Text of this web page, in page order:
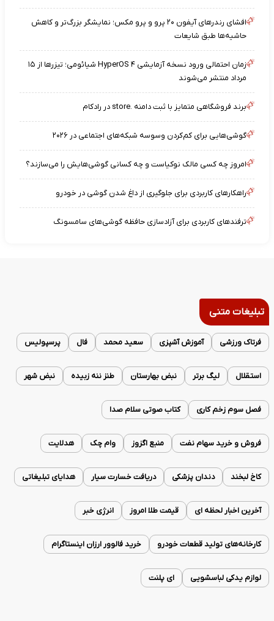
افشای رندرهای آیفون ۲۰ پرو و پرو مکس؛ نمایشگر بزرگ‌تر و کاهش
حاشیه‌ها طبق شایعات
زمان احتمالی ورود نسخه آزمایشی HyperOS ۴ شیائومی؛ تیزرها از ۱۵
مرداد منتشر می‌شوند
برند فروشگاهی متمایز با ثبت دامنه .store در رادکام
گوشی‌هایی برای کم‌کردن وسوسه شبکه‌های اجتماعی در ۲۰۲۶
امروز چه کسی مالک نوکیاست و چه کسانی گوشی‌هایش را می‌سازند؟
راهکارهای کاربردی برای جلوگیری از داغ شدن گوشی در خودرو
ترفندهای کاربردی برای آزادسازی حافظه گوشی‌های سامسونگ
تبلیغات متنی
فرتاک ورزشی آموزش آشپزی سعید محمد فال پرسپولیس
استقلال لیگ برتر نبض بهارستان طنز ننه زبیده نبض شهر
فصل سوم زخم کاری کتاب صوتی سلام صدا
فروش و خرید سهام نفت منبع اگزوز وام چک هدلایت
کاخ لبخند دندان پزشکی دریافت خسارت سیار هدایای تبلیغاتی
آخرین اخبار لحظه ای قیمت طلا امروز انرژی خبر
کارخانه‌های تولید قطعات خودرو خرید فالوور ارزان اینستاگرام
لوازم یدکی لباسشویی ای پلنت